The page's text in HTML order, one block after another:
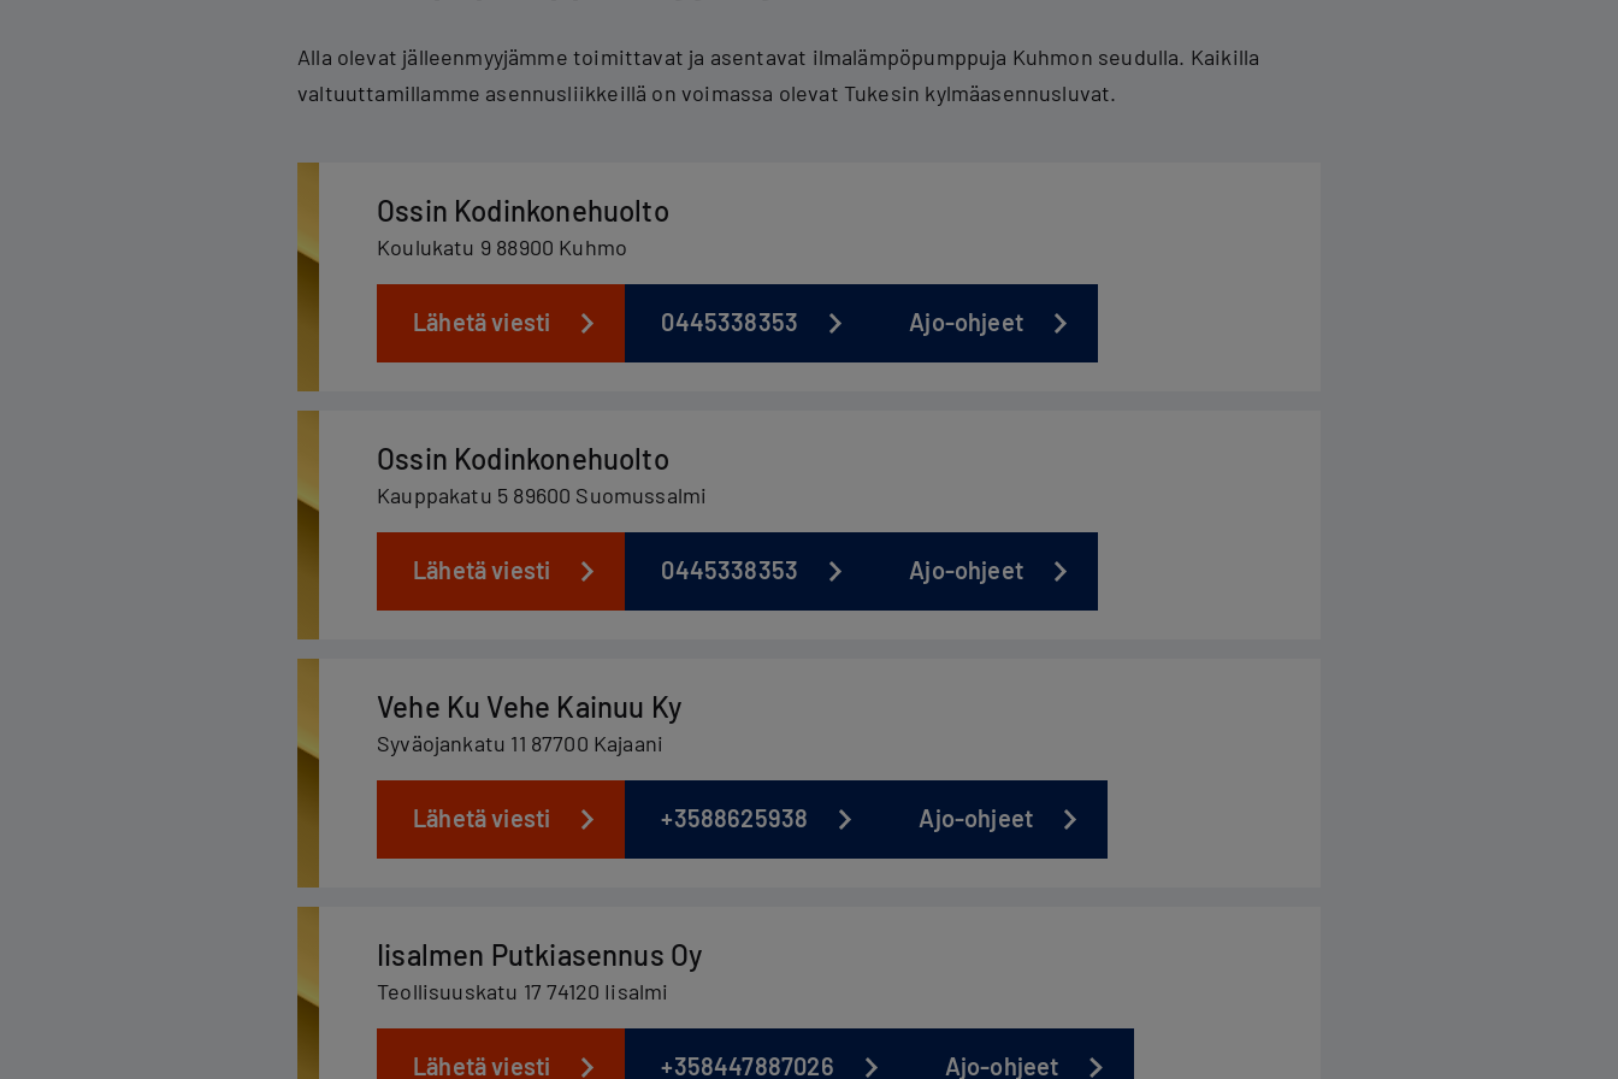
Alla olevat jälleenmyyjämme toimittavat ja asentavat ilmalämpöpumppuja Kuhmon seudulla. Kaikilla
valtuuttamillamme asennusliikkeillä on voimassa olevat Tukesin kylmäasennusluvat.
Ossin Kodinkonehuolto
Koulukatu 9 88900 Kuhmo
Lähetä viesti 0445338353 Ajo-ohjeet
Ossin Kodinkonehuolto
Kauppakatu 5 89600 Suomussalmi
Lähetä viesti 0445338353 Ajo-ohjeet
Vehe Ku Vehe Kainuu Ky
Syväojankatu 11 87700 Kajaani
Lähetä viesti +3588625938 Ajo-ohjeet
Iisalmen Putkiasennus Oy
Teollisuuskatu 17 74120 Iisalmi
Lähetä viesti +358447887026 Ajo-ohjeet